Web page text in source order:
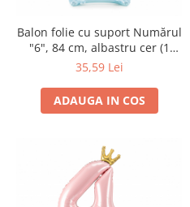
Balon folie cu suport Numărul
"6", 84 cm, albastru cer (1
pachet / 1 buc.)
35,59 Lei
ADAUGA IN COS